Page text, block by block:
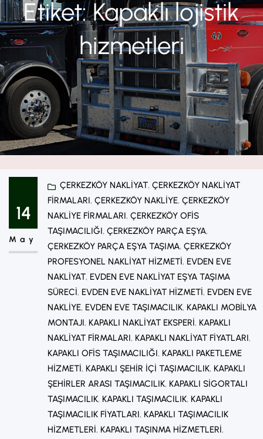
Etiket:Kapaklı lojistik
hizmetleri
14
May
ÇERKEZKÖY NAKLIYAT, ÇERKEZKÖY NAKLIYAT
FIRMALARI, ÇERKEZKÖY NAKLIYE, ÇERKEZKÖY
NAKLIYE FIRMALARI, ÇERKEZKÖY OFIS
TAŞIMACILIĞI, ÇERKEZKÖY PARÇA EŞYA
ÇERKEZKÖY PARÇA EŞYA TAŞIMA, ÇERKEZKÖY
PROFESYONEL NAKLIYAT HIZMETI, EVDEN EVE
NAKLIYAT, EVDEN EVE NAKLIYAT EŞYA TAŞIMA
SÜRECI, EVDEN EVE NAKLIYAT HIZMETI, EVDEN EVE
NAKLIYE, EVDEN EVE TAŞIMACILIK, KAPAKLI MOBILYA
MONTAJI, KAPAKLI NAKLIYAT EKSPERI, KAPAKLI
NAKLIYAT FIRMALARI, KAPAKLI NAKLIYAT FIYATLARI
KAPAKLI OFIS TAŞIMACILIĞI, KAPAKLI PAKETLEME
HIZMETI, KAPAKLI ŞEHIR IÇI TAŞIMACILIK, KAPAKLI
ŞEHIRLER ARASI TAŞIMACILIK, KAPAKLI SIGORTALI
TAŞIMACILIK, KAPAKLI TAŞIMACILIK, KAPAKLI
TAŞIMACILIK FIYATLARI, KAPAKLI TAŞIMACILIK
HIZMETLERI, KAPAKLI TAŞINMA HIZMETLERI